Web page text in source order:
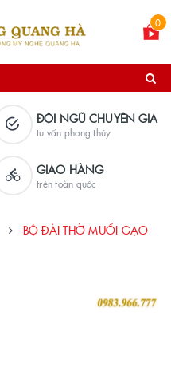
0
ĐỘI NGŨ CHUYÊN GIA
tư vấn phong thủy
GIAO HÀNG
trên toàn quốc
BỘ ĐÀI THỜ MUỐI GẠO